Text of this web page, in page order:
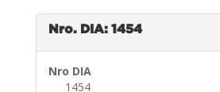
Nro. DIA: 1454
Nro DIA
1454